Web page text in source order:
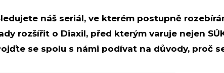
náš seriál, ve kterém postupně
rozšířit o Diaxil, před kterým varuje nejen
se spolu s námi podívat na důvody, proč